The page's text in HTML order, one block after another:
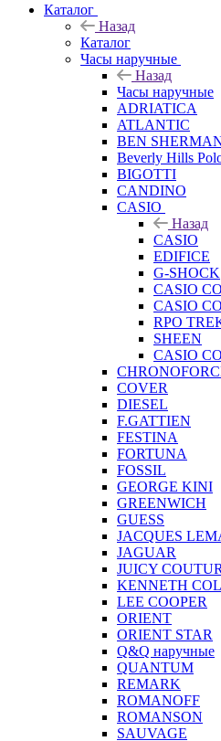
Каталог
Назад
Каталог
Часы наручные
Назад
Часы наручные
ADRIATICA
ATLANTIC
BEN
Beverly Hills
BIGOTTI
CANDINO
CASIO
Назад
CASIO
EDIFICE
G-SHOCK
CASIO
CASIO
RPO
SHEEN
CASIO
COVER
DIESEL
F.GATTIEN
FESTINA
FORTUNA
FOSSIL
GEORGE KINI
GREENWICH
GUESS
JACQUES
JAGUAR
JUICY
KENNETH
LEE COOPER
ORIENT
ORIENT STAR
Q&Q наручные
QUANTUM
REMARK
ROMANOFF
ROMANSON
SAUVAGE